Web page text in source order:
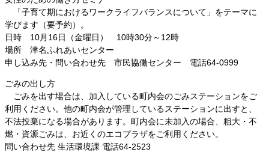
「子育て期におけるワークライフバランスについて」をテーマに
学びます（要予約）。
日時 10月16日（金曜日） 10時30分～12時
場所 津名ふれあいセンター
申し込み先・問い合わせ先 市民協働センター 電話64-0999
ごみの出し方
ごみを出す場合は、加入している町内会のごみステーションをご
利用ください。他の町内会が管理しているステーションに出すと、
不法投棄になる場合があります。町内会に未加入の場合、粗大・不
燃・資源ごみは、お近くのエコプラザをご利用ください。
問い合わせ先 生活環境課 電話64-2523